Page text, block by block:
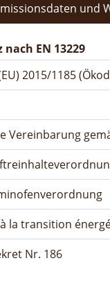
und
EN 13229
2015/1185
Vereinbarung
à la transition
Nr. 186